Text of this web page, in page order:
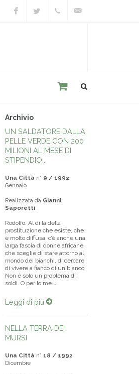
Archivio
UN SALDATORE DALLA
PELLE VERDE CON 200
MILIONI AL MESE DI
STIPENDIO...
Una Città n° 9 / 1992
Gennaio
Realizzata da Gianni
Saporetti
Rodolfo. Al di là della
prostituzione che esiste, che
è molto diffusa, c’è anche una
larga fascia di donne africane
che sceglie di stare attorno al
mondo dei bianchi, di cercare
di vivere a fianco di un bianco.
Non è solo un problema di
soldi. O per lo me...
Leggi di più
NELLA TERRA DEI
MURSI
Una Città n° 18 / 1992
Dicembre